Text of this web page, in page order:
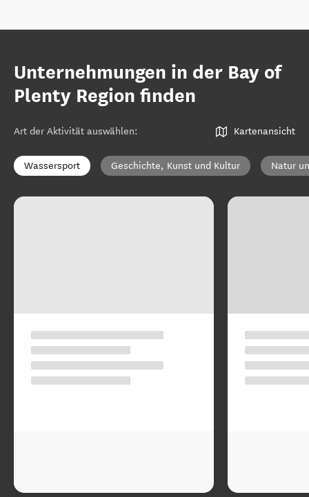
Unternehmungen in der Bay of
Plenty Region finden
Art der Aktivität auswählen: Kartenansicht
Wassersport Geschichte, Kunst und Kultur Natur